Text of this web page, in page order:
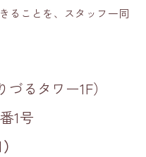
ることを、スタッフ一同
るタワー1F）
1号